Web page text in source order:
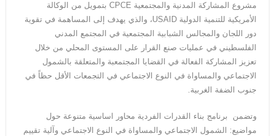
مشروع المشاركة المدنية والمجتمعية CPCE بتمويل من الوكالة
الأمريكية للتنمية الدولية USAID، والذي يهدف إلى المساهمة في تقوية
دور اللجان والمجالس الشبابية المجتمعية في المجتمع المدني
الفلسطيني في عمليات صنع القرار على المستوى المحلي من خلال
تعزيز المشاركة الفعالة في القضايا المجتمعبة والمتعلقة بالشمول
الاجتماعي والمساواة في النوع الاجتماعي في التجمعات الأقل حظاً في
جنوب الضفة الغربية.
وتضمن برنامج بناء القدرات الفردية محاور اساسية متنوعة حول
مواضيع: الشمول الاجتماعي والمساواة في النوع الاجتماعي وآلية تقييم